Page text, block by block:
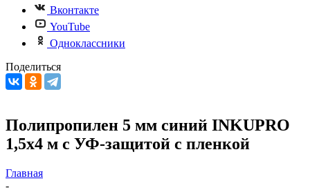
Вконтакте
YouTube
Одноклассники
Поделиться
Полипропилен 5 мм синий INKUPRO
1,5х4 м с УФ-защитой с пленкой
Главная
-